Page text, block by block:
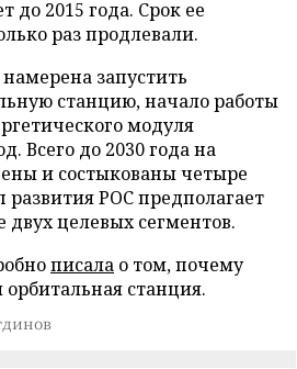
до 2015 года. Срок ее
раз продлевали.
запустить
станцию, начало работы
модуля
Всего до 2030 года на
и состыкованы четыре
развития РОС предполагает
целевых сегментов.
писала о том, почему
станция.